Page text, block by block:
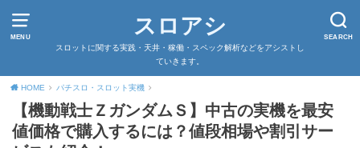
MENU SEARCH
スロアシ
スロットに関する実践・天井・稼働・スペック解析などをアシストし
ていきます。
HOME パチスロ・スロット実機
【機動戦士ＺガンダムＳ】中古の実機を最安
値価格で購入するには？値段相場や割引サー